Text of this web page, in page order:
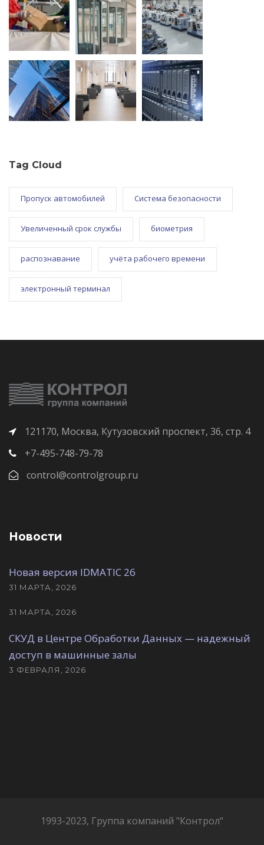
Tag Cloud
Пропуск автомобилей Система безопасности
Увеличенный срок службы биометрия
распознавание учёта рабочего времени
электронный терминал
121170, Москва, Кутузовский проспект, 36, стр. 4
+7-495-748-79-78
control@controlgroup.ru
Новости
Новая версия IDMATIC 26
31 МАРТА, 2026
31 МАРТА, 2026
СКУД в Центре Обработки Данных — надежный
доступ в машинные залы
3 ФЕВРАЛЯ, 2026
1993-2023, Группа компаний "Контрол"